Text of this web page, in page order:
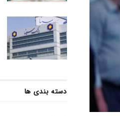
دسته بندی ها